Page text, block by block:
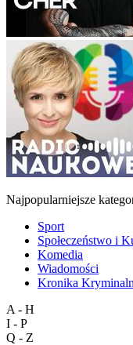
Najpopularniejsze
Sport
Społeczeństwo i
Komedia
Wiadomości
Kronika
A - H
I - P
Q - Z